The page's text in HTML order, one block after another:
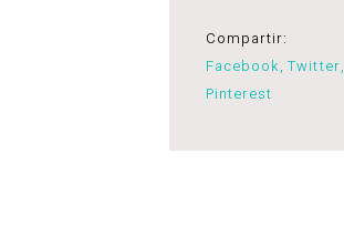
Compartir:
Facebook Twitter
Pinterest